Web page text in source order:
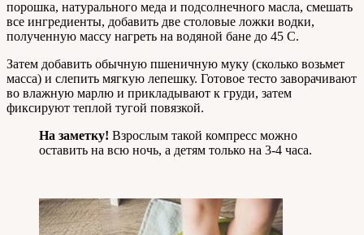
порошка, натурального меда и подсолнечного масла, смешать
все ингредиенты, добавить две столовые ложки водки,
полученную массу нагреть на водяной бане до 45 С.
Затем добавить обычную пшеничную муку (сколько возьмет
масса) и слепить мягкую лепешку. Готовое тесто заворачивают
во влажную марлю и прикладывают к груди, затем
фиксируют теплой тугой повязкой.
На заметку! Взрослым такой компресс можно
оставить на всю ночь, а детям только на 3-4 часа.